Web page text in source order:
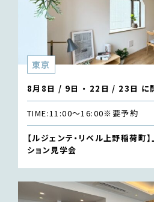
東京
8月8日 / 9日 ・ 22日 / 23日 に
TIME:11:00〜16:00※要予約
【ルジェンテ・リベル上野稲荷町
ション見学会